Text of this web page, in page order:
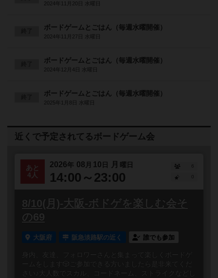
2024年11月20日 水曜日
ボードゲームとごはん（毎週水曜開催）
2024年11月27日 水曜日
ボードゲームとごはん（毎週水曜開催）
2024年12月4日 水曜日
ボードゲームとごはん（毎週水曜開催）
2025年1月8日 水曜日
近くで予定されてるボードゲーム会
あと
4人
2026年 08 月 10 日 月 曜日
14:00～23:00
6
8/10(月)-大阪-ボドゲを楽しむ会そ
の69
大阪府 阪急淡路駅の近く 誰でも参加
身内、友達、フォロワーさんと集まって楽しくボードゲ
ームをします🎲ご参加できる方いましたら是非来てくだ
さい♪大人数でスカル、コードネーム、ストライクなどし